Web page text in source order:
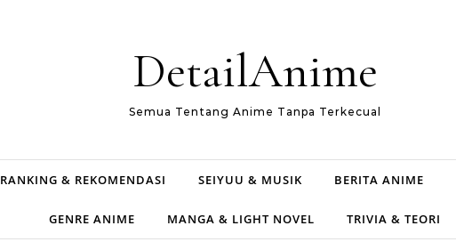
DetailAnime
Semua Tentang Anime Tanpa Terkecual
RANKING & REKOMENDASI SEIYUU & MUSIK BERITA ANIME
GENRE ANIME MANGA & LIGHT NOVEL TRIVIA & TEORI